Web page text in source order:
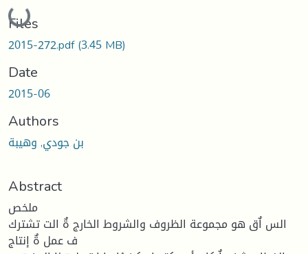
Files
2015-272.pdf(3.45 MB)
Date
2015-06
Authors
بن جودي, وهيبة
Abstract
ملخص
الس اٌق هو مجموعة الظروف والشروط الخارج ةٌ الت تشترك
ف عمل ةٌ إنتاج